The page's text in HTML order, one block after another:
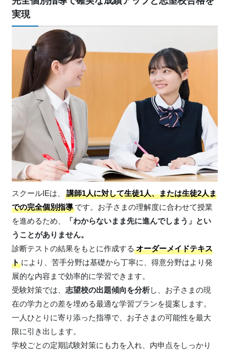
実現
スクールIEは、
講師1人に対して生徒1人、または生徒2人ま
での完全個別指導です。お子さまの理解度に合わせて授業
を進めるため、
「わからないまま先に進んでしまう」とい
うことがありません。
診断テストの結果をもとに作成する オーダーメイドテキス
トにより、苦手分野は基礎から丁寧に、得意分野はより発
展的な内容まで効率的に学習できます。
受験対策では、 志望校の出題傾向を分析し、お子さまの現
在の学力との差を埋める最適な学習プランを提案します。
一人ひとりに寄り添った指導で、お子さまの可能性を最大
限に引き出します。
学校ごとの定期試験対策にも力を入れ、内申点をしっかり